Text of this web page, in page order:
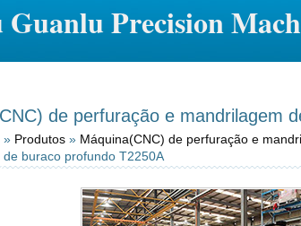
Guanlu Precision
de perfuração e mandrilagem
» Produtos» Máquina(CNC) de perfuração e
de buraco profundo T2250A